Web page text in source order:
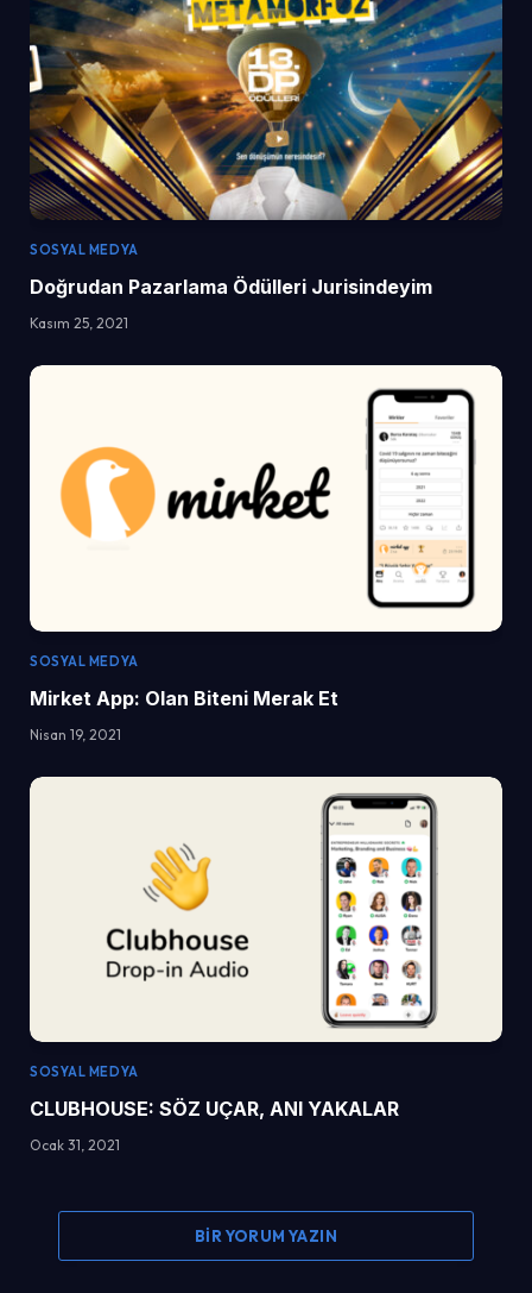
SOSYAL MEDYA
Doğrudan Pazarlama Ödülleri Jurisindeyim
Kasım 25, 2021
SOSYAL MEDYA
Mirket App: Olan Biteni Merak Et
Nisan 19, 2021
SOSYAL MEDYA
CLUBHOUSE: SÖZ UÇAR, ANI YAKALAR
Ocak 31, 2021
BIR YORUM YAZIN